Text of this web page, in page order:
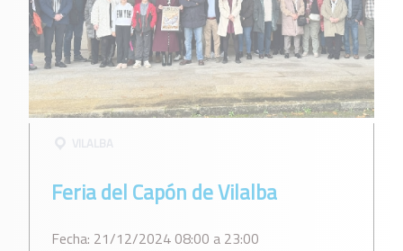
Feria del Capón de Vilalba
Fecha: 21/12/2024 08:00 a 23:00